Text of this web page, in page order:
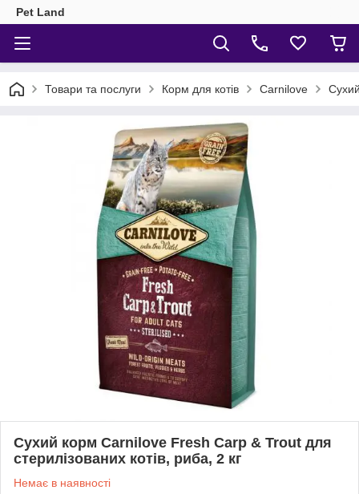
Pet Land
Товари та послуги Корм для котів Сarnilove
Сухий корм Carnilove Fresh Carp & Trout для
стерилізованих котів, риба, 2 кг
Немає в наявності